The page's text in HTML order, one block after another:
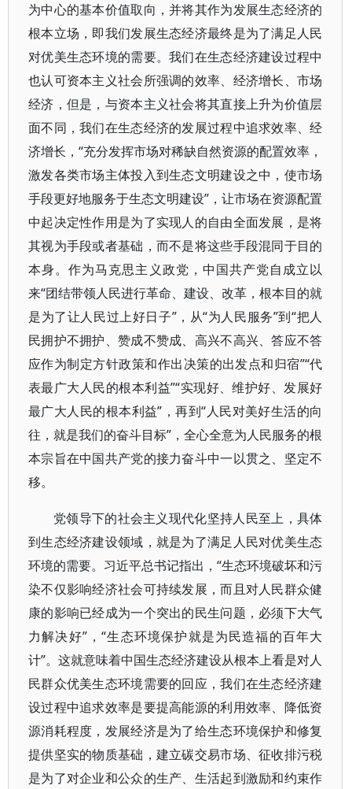
为中心的基本价值取向，并将其作为发展生态经济的
根本立场，即我们发展生态经济最终是为了满足人民
对优美生态环境的需要。我们在生态经济建设过程中
也认可资本主义社会所强调的效率、经济增长、市场
经济，但是，与资本主义社会将其直接上升为价值层
面不同，我们在生态经济的发展过程中追求效率、经
济增长，“充分发挥市场对稀缺自然资源的配置效率，
激发各类市场主体投入到生态文明建设之中，使市场
手段更好地服务于生态文明建设”，让市场在资源配置
中起决定性作用是为了实现人的自由全面发展，是将
其视为手段或者基础，而不是将这些手段混同于目的
本身。作为马克思主义政党，中国共产党自成立以
来“团结带领人民进行革命、建设、改革，根本目的就
是为了让人民过上好日子”，从“为人民服务”到“把人
民拥护不拥护、赞成不赞成、高兴不高兴、答应不答
应作为制定方针政策和作出决策的出发点和归宿”“代
表最广大人民的根本利益”“实现好、维护好、发展好
最广大人民的根本利益”，再到“人民对美好生活的向
往，就是我们的奋斗目标”，全心全意为人民服务的根
本宗旨在中国共产党的接力奋斗中一以贯之、坚定不
移。
党领导下的社会主义现代化坚持人民至上，具体
到生态经济建设领域，就是为了满足人民对优美生态
环境的需要。习近平总书记指出，“生态环境破坏和污
染不仅影响经济社会可持续发展，而且对人民群众健
康的影响已经成为一个突出的民生问题，必须下大气
力解决好”，“生态环境保护就是为民造福的百年大
计”。这就意味着中国生态经济建设从根本上看是对人
民群众优美生态环境需要的回应，我们在生态经济建
设过程中追求效率是要提高能源的利用效率、降低资
源消耗程度，发展经济是为了给生态环境保护和修复
提供坚实的物质基础，建立碳交易市场、征收排污税
是为了对企业和公众的生产、生活起到激励和约束作